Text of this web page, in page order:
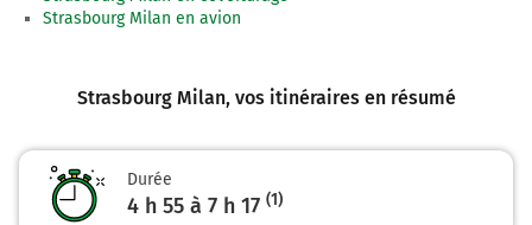
Prendre à droite et rejoindre A35. Continuer sur 140
E25
ST DIÉ-COLMAR
MULHOUSE
MONTAGNE VERTE
Strasbourg Milan en avion
Strasbourg Milan, vos itinéraires en résumé
Durée
4 h 55 à 7 h 17 (1)